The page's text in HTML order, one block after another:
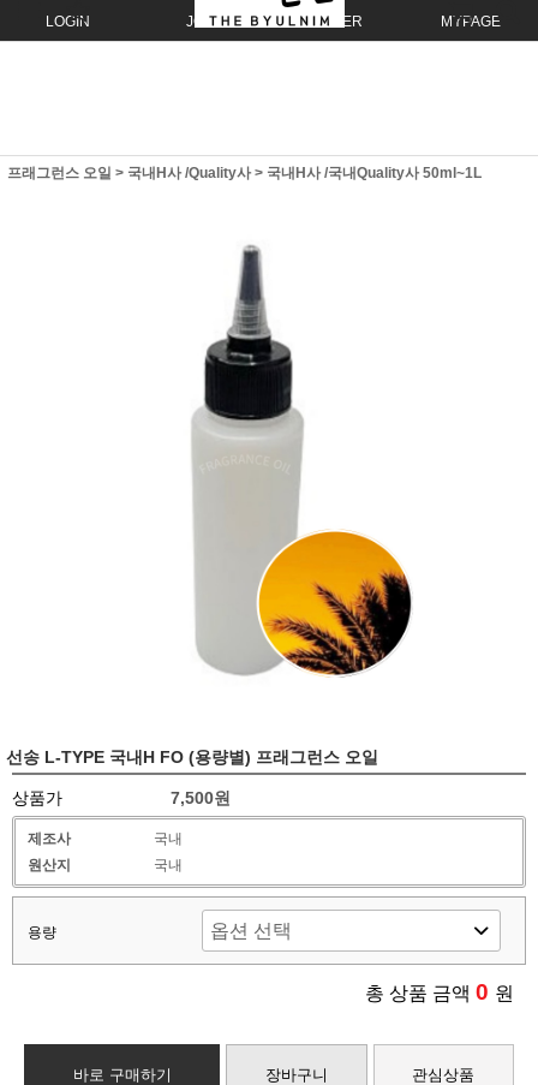
LOGIN JOIN ORDER MYPAGE
프래그런스 오일 > 국내H사 /Quality사> 국내H사 /국내Quality사 50ml~1L
선송 L-TYPE 국내H FO (용량별) 프래그런스 오일
상품가 7,500원
제조사
국내
원산지
국내
용량
총 상품 금액 0 원
바로 구매하기 장바구니 관심상품